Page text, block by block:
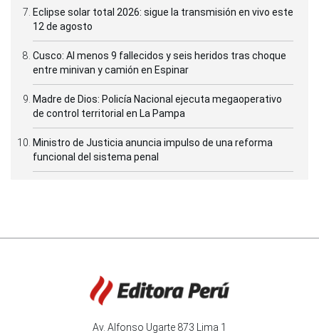
Eclipse solar total 2026: sigue la transmisión en vivo este
12 de agosto
Cusco: Al menos 9 fallecidos y seis heridos tras choque
entre minivan y camión en Espinar
Madre de Dios: Policía Nacional ejecuta megaoperativo
de control territorial en La Pampa
Ministro de Justicia anuncia impulso de una reforma
funcional del sistema penal
Av. Alfonso Ugarte 873 Lima 1